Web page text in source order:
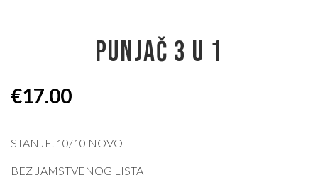
PUNJAČ 3 U 1
€17.00
STANJE. 10/10 NOVO
BEZ JAMSTVENOG LISTA